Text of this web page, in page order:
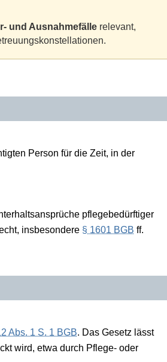
und Ausnahmefälle relevant,
Person für die Zeit, in der
pflegebedürftiger
insbesondere § 1601 BGB ff.
Abs. 1 S. 1 BGB. Das Gesetz lässt
wird, etwa durch Pflege- oder